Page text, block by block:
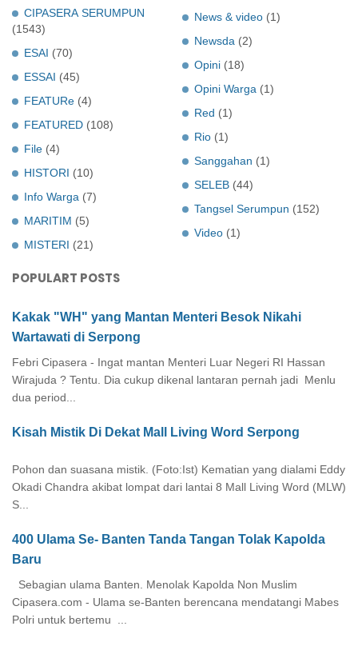
CIPASERA SERUMPUN
(1543)
ESAI (70)
ESSAI (45)
FEATURe (4)
FEATURED (108)
File (4)
HISTORI (10)
Info Warga (7)
MARITIM (5)
MISTERI (21)
News & video (1)
Newsda (2)
Opini (18)
Opini Warga (1)
Red (1)
Rio (1)
Sanggahan (1)
SELEB (44)
Tangsel Serumpun (152)
Video (1)
POPULART POSTS
Kakak "WH" yang Mantan Menteri Besok Nikahi
Wartawati di Serpong
Febri Cipasera - Ingat mantan Menteri Luar Negeri RI Hassan
Wirajuda ? Tentu. Dia cukup dikenal lantaran pernah jadi Menlu
dua period...
Kisah Mistik Di Dekat Mall Living Word Serpong
Pohon dan suasana mistik. (Foto:Ist) Kematian yang dialami Eddy
Okadi Chandra akibat lompat dari lantai 8 Mall Living Word (MLW)
S...
400 Ulama Se- Banten Tanda Tangan Tolak Kapolda
Baru
Sebagian ulama Banten. Menolak Kapolda Non Muslim
Cipasera.com - Ulama se-Banten berencana mendatangi Mabes
Polri untuk bertemu ...